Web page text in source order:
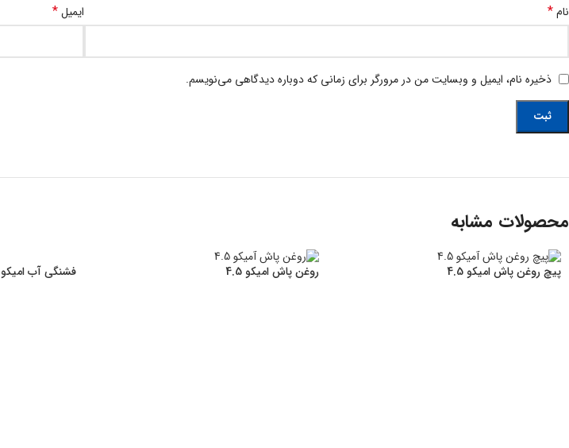
نام* ایمیل*
ذخیره نام، ایمیل و وبسایت من در مرورگر برای زمانی که دوباره دیدگاهی می‌نویسم.
محصولات مشابه
پیچ روغن پاش امیکو 4.5 روغن پاش امیکو 4.5 فشنگی آب امیکو 4.5